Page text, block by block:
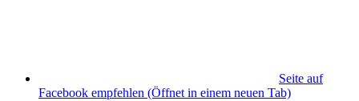
Seite auf
Facebook empfehlen (Öffnet in einem neuen Tab)